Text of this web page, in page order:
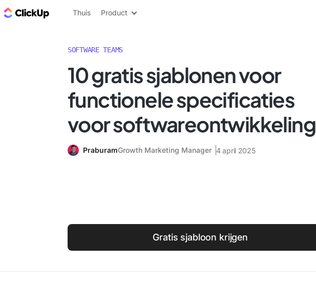
ClickUp Blog
Thuis Product
SOFTWARE TEAMS
10 gratis sjablonen voor
functionele specificaties
voor softwareontwikkeling
PraburamGrowth Marketing Manager 4 april 2025
Gratis sjabloon krijgen